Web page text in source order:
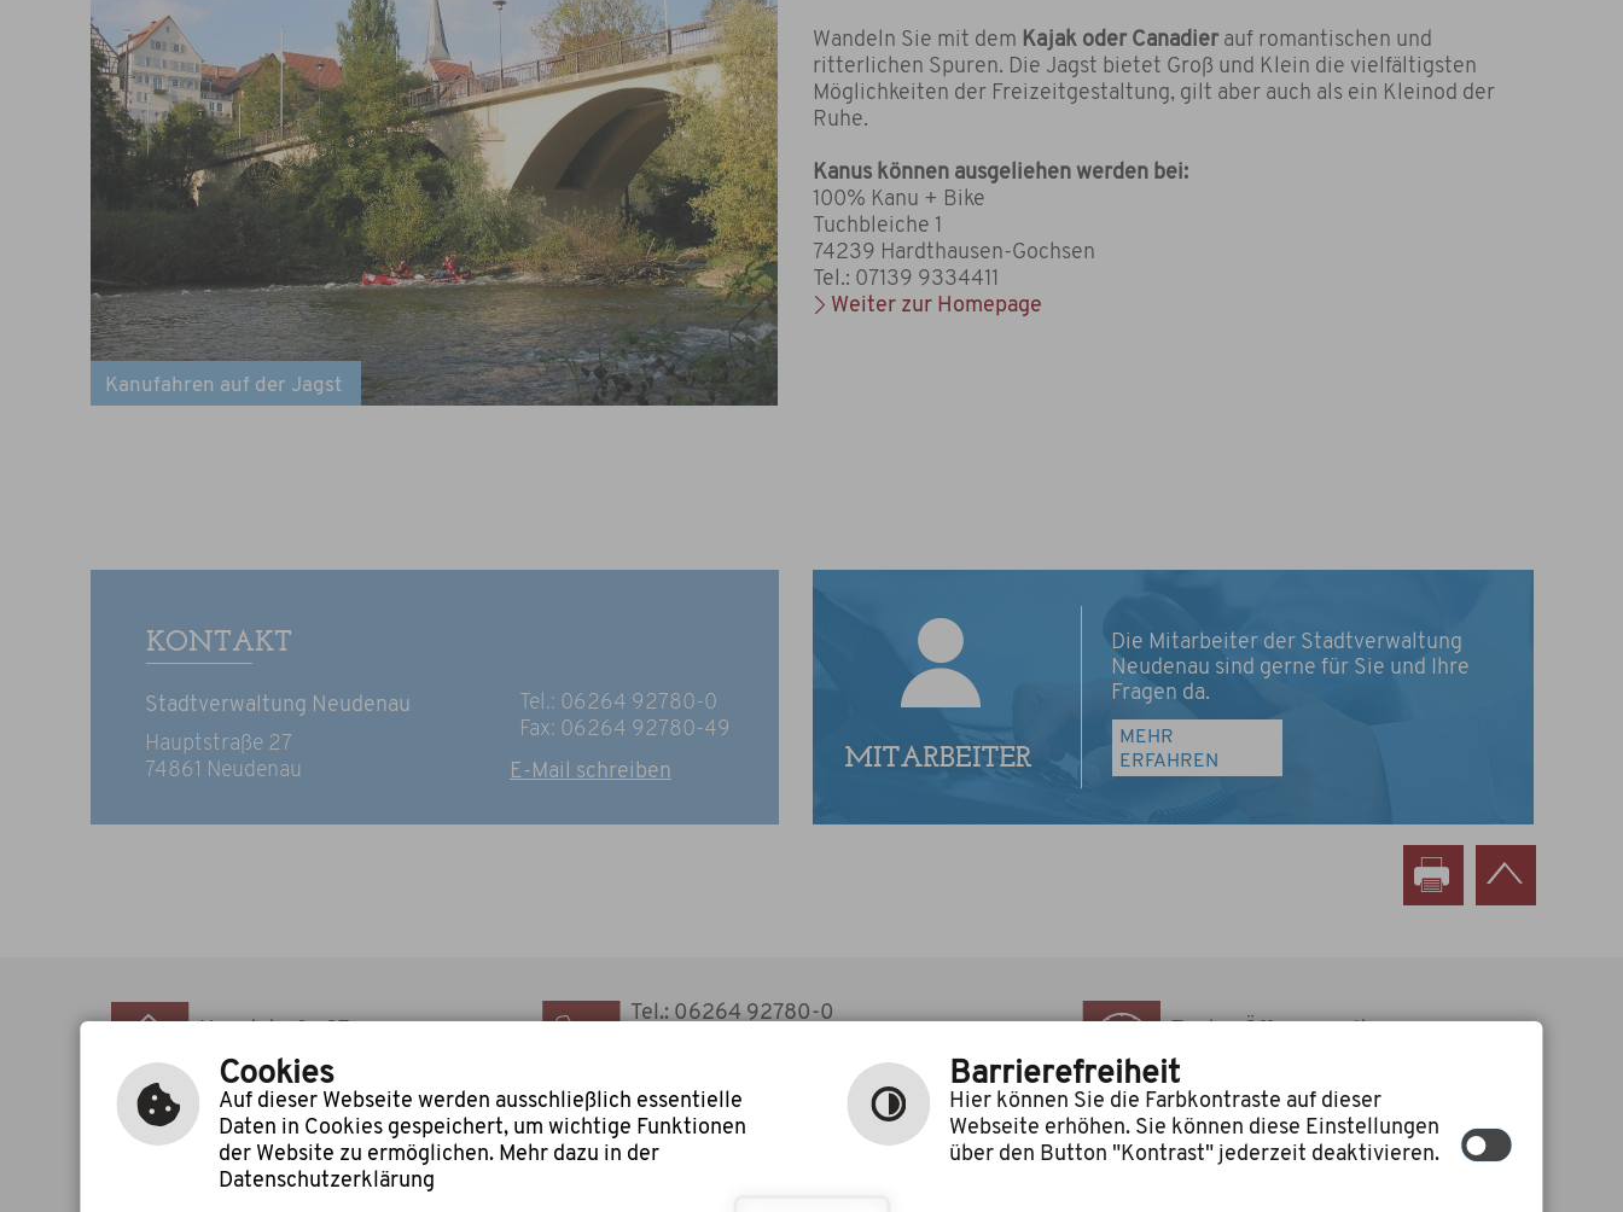
Kanufahren auf der Jagst
Wandeln Sie mit dem Kajak oder Canadierauf romantischen und
ritterlichen Spuren. Die Jagst bietet Groß und Klein die vielfältigsten
Möglichkeiten der Freizeitgestaltung, gilt aber auch als ein Kleinod der
Ruhe.
Kanus können ausgeliehen werden bei:
100% Kanu + Bike
Tuchbleiche 1
74239 Hardthausen-Gochsen
Tel.: 07139 9334411
Weiter zur Homepage
KONTAKT
Stadtverwaltung Neudenau
Hauptstraße 27
74861 Neudenau
Tel.: 06264 92780-0
Fax: 06264 92780-49
E-Mail schreiben
Die Mitarbeiter der Stadtverwaltung
Neudenau sind gerne für Sie und Ihre
Fragen da.
MEHR
ERFAHREN
74861 Neudenau
Tel.: 06264 92780-0
des Rathauses
Leichte Sprache
Cookies
Auf dieser Webseite werden ausschließlich essentielle
Daten in Cookies gespeichert, um wichtige Funktionen
der Website zu ermöglichen. Mehr dazu in der
Datenschutzerklärung
Barrierefreiheit
Hier können Sie die Farbkontraste auf dieser
Webseite erhöhen. Sie können diese Einstellungen
über den Button "Kontrast" jederzeit deaktivieren.